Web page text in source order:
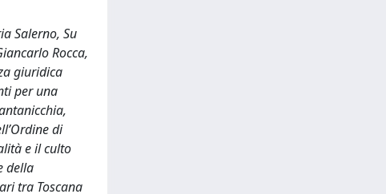
Salerno, Su
Rocca,
giuridica
per una
di
e il culto
della
tra Toscana